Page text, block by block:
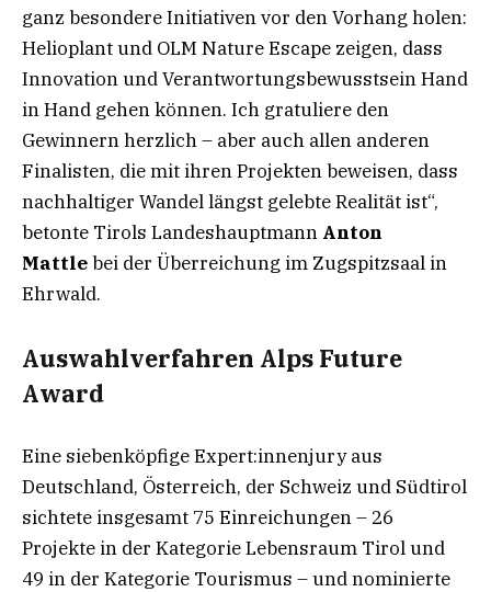
ganz besondere Initiativen vor den Vorhang holen:
Helioplant und OLM Nature Escape zeigen, dass
Innovation und Verantwortungsbewusstsein Hand
in Hand gehen können. Ich gratuliere den
Gewinnern herzlich – aber auch allen anderen
Finalisten, die mit ihren Projekten beweisen, dass
nachhaltiger Wandel längst gelebte Realität ist“,
betonte Tirols Landeshauptmann Anton
Mattlebei der Überreichung im Zugspitzsaal in
Ehrwald.
Auswahlverfahren Alps Future
Award
Eine siebenköpfige Expert:innenjury aus
Deutschland, Österreich, der Schweiz und Südtirol
sichtete insgesamt 75 Einreichungen – 26
Projekte in der Kategorie Lebensraum Tirol und
49 in der Kategorie Tourismus – und nominierte